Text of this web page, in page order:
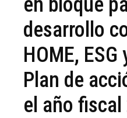
desarrollo
HOME, ESG
Plan de
el año fiscal